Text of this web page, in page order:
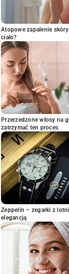
Atopowe zapalenie
ciało?
Przerzedzone włosy na
zatrzymać ten proces
Zeppelin – zegarki z
elegancją